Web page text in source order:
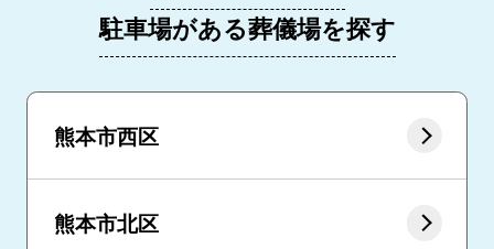
駐車場がある葬儀場を探す
熊本市西区
熊本市北区